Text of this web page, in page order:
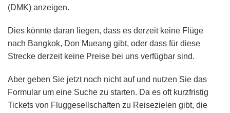
(DMK) anzeigen.
Dies könnte daran liegen, dass es derzeit keine Flüge
nach Bangkok, Don Mueang gibt, oder dass für diese
Strecke derzeit keine Preise bei uns verfügbar sind.
Aber geben Sie jetzt noch nicht auf und nutzen Sie das
Formular um eine Suche zu starten. Da es oft kurzfristig
Tickets von Fluggesellschaften zu Reisezielen gibt, die